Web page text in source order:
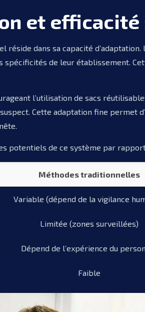
et
réside dans sa capacité
spécificités de leur établissement.
l’utilisation de sacs
Cette adaptation fine permet
potentiels de ce système par
Méthodes traditionnelles
Variable (dépend de la vigilance
Limitée (zones surveillées)
Dépend de l’expérience du
Faible